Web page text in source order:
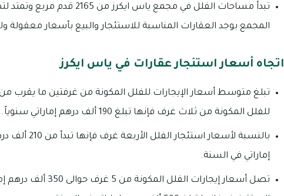
المجمع بوجد العقارات المناسبة للاستئجار والبيع بأسعار معقولة
اتجاه أسعار استئجار عقارات في ياس ايكرز
للفلل المكونة من ثلاث غرف فإنها تبلغ 190 ألف درهم إماراتي سنوياً.
إماراتي في السنة.
تصل أسعار إيجارات